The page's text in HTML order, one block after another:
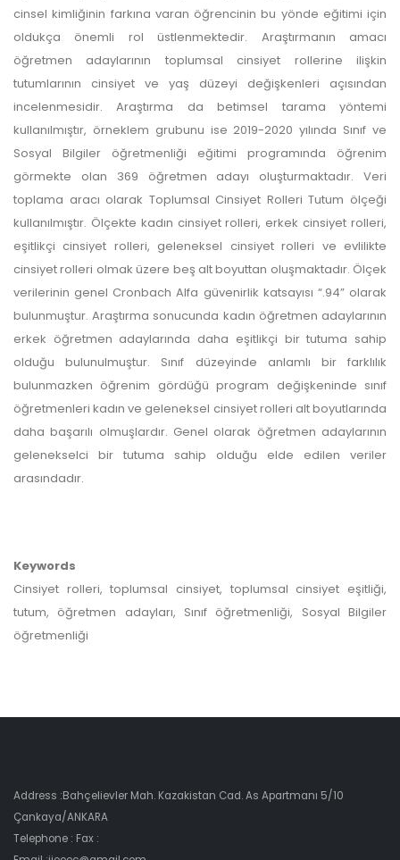
cinsel kimliğinin farkına varan öğrencinin bu yönde eğitimi için
oldukça önemli rol üstlenmektedir. Araştırmanın amacı
öğretmen adaylarının toplumsal cinsiyet rollerine ilişkin
tutumlarının cinsiyet ve yaş düzeyi değişkenleri açısından
incelenmesidir. Araştırma da betimsel tarama yöntemi
kullanılmıştır, örneklem grubunu ise 2019-2020 yılında Sınıf ve
Sosyal Bilgiler öğretmenliği eğitimi programında öğrenim
görmekte olan 369 öğretmen adayı oluşturmaktadır. Veri
toplama aracı olarak Toplumsal Cinsiyet Rolleri Tutum ölçeği
kullanılmıştır. Ölçekte kadın cinsiyet rolleri, erkek cinsiyet rolleri,
eşitlikçi cinsiyet rolleri, geleneksel cinsiyet rolleri ve evlilikte
cinsiyet rolleri olmak üzere beş alt boyuttan oluşmaktadır. Ölçek
verilerinin genel Cronbach Alfa güvenirlik katsayısı “.94” olarak
bulunmuştur. Araştırma sonucunda kadın öğretmen adaylarının
erkek öğretmen adaylarında daha eşitlikçi bir tutuma sahip
olduğu bulunulmuştur. Sınıf düzeyinde anlamlı bir farklılık
bulunmazken öğrenim gördüğü program değişkeninde sınıf
öğretmenleri kadın ve geleneksel cinsiyet rolleri alt boyutlarında
daha başarılı olmuşlardır. Genel olarak öğretmen adaylarının
gelenekselci bir tutuma sahip olduğu elde edilen veriler
arasındadır.
Keywords
Cinsiyet rolleri, toplumsal cinsiyet, toplumsal cinsiyet eşitliği,
tutum, öğretmen adayları, Sınıf öğretmenliği, Sosyal Bilgiler
öğretmenliği
Address :Bahçelievler Mah. Kazakistan Cad. As Apartmanı 5/10
Çankaya/ANKARA
Telephone : Fax :